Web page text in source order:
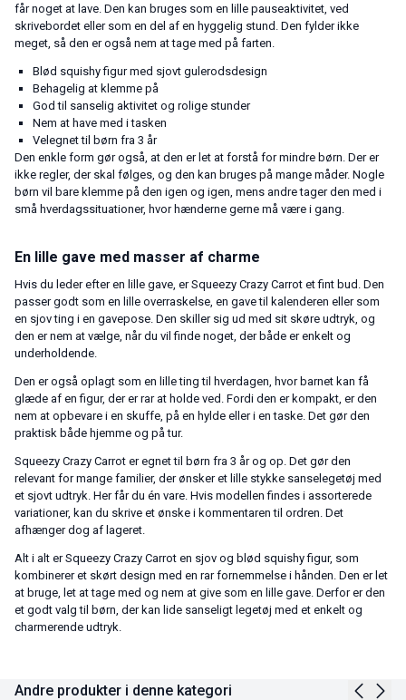
får noget at lave. Den kan bruges som en lille pauseaktivitet, ved
skrivebordet eller som en del af en hyggelig stund. Den fylder ikke
meget, så den er også nem at tage med på farten.
Blød squishy figur med sjovt gulerodsdesign
Behagelig at klemme på
God til sanselig aktivitet og rolige stunder
Nem at have med i tasken
Velegnet til børn fra 3 år
Den enkle form gør også, at den er let at forstå for mindre børn. Der er
ikke regler, der skal følges, og den kan bruges på mange måder. Nogle
børn vil bare klemme på den igen og igen, mens andre tager den med i
små hverdagssituationer, hvor hænderne gerne må være i gang.
En lille gave med masser af charme
Hvis du leder efter en lille gave, er Squeezy Crazy Carrot et fint bud. Den
passer godt som en lille overraskelse, en gave til kalenderen eller som
en sjov ting i en gavepose. Den skiller sig ud med sit skøre udtryk, og
den er nem at vælge, når du vil finde noget, der både er enkelt og
underholdende.
Den er også oplagt som en lille ting til hverdagen, hvor barnet kan få
glæde af en figur, der er rar at holde ved. Fordi den er kompakt, er den
nem at opbevare i en skuffe, på en hylde eller i en taske. Det gør den
praktisk både hjemme og på tur.
Squeezy Crazy Carrot er egnet til børn fra 3 år og op. Det gør den
relevant for mange familier, der ønsker et lille stykke sanselegetøj med
et sjovt udtryk. Her får du én vare. Hvis modellen findes i assorterede
variationer, kan du skrive et ønske i kommentaren til ordren. Det
afhænger dog af lageret.
Alt i alt er Squeezy Crazy Carrot en sjov og blød squishy figur, som
kombinerer et skørt design med en rar fornemmelse i hånden. Den er let
at bruge, let at tage med og nem at give som en lille gave. Derfor er den
et godt valg til børn, der kan lide sanseligt legetøj med et enkelt og
charmerende udtryk.
Andre produkter i denne kategori